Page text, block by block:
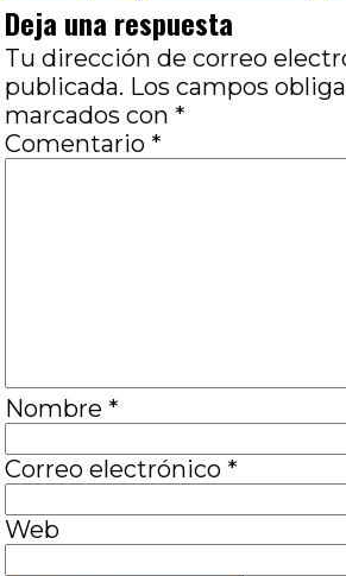
Deja una respuesta
Tu dirección de correo
publicada. Los campos
marcados con *
Comentario *
Nombre *
Correo electrónico *
Web